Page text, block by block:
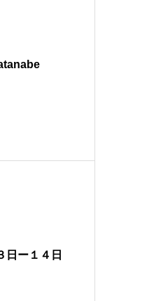
日ー１４日